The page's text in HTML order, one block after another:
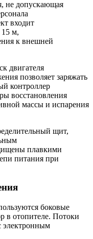
не допускающая
входит
м,
к внешней
двигателя
позволяет заряжать
контроллер
восстановления
массы и испарения
щит,
плавкими
питания при
боковые
в отопителе. Потоки
электронным